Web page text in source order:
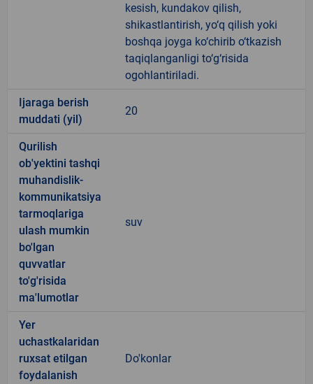
kesish, kundakov qilish,
shikastlantirish, yo‘q qilish yoki
boshqa joyga ko‘chirib o‘tkazish
taqiqlanganligi to‘g‘risida
ogohlantiriladi.
Ijaraga berish
muddati (yil)
20
Qurilish
ob'yektini tashqi
muhandislik-
kommunikatsiya
tarmoqlariga
ulash mumkin
bo'lgan
quvvatlar
to'g'risida
ma'lumotlar
suv
Yer
uchastkalaridan
ruxsat etilgan
foydalanish
Do'konlar